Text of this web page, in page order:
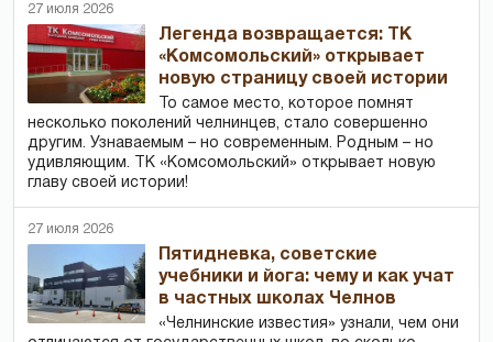
27 июля 2026
Легенда возвращается: ТК
«Комсомольский» открывает
новую страницу своей истории
То самое место, которое помнят
несколько поколений челнинцев, стало совершенно
другим. Узнаваемым – но современным. Родным – но
удивляющим. ТК «Комсомольский» открывает новую
главу своей истории!
27 июля 2026
Пятидневка, советские
учебники и йога: чему и как учат
в частных школах Челнов
«Челнинские известия» узнали, чем они